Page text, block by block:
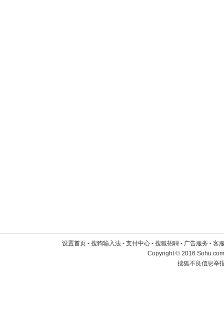
设置首页 - 搜狗输入法 - 支付中心 - 搜狐招聘 - 广告服务 - 客
Copyright©2016
搜狐不良信息举